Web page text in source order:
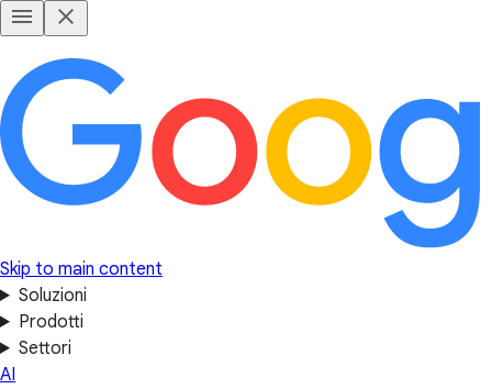
Skip to main content
Soluzioni
Prodotti
Settori
AI